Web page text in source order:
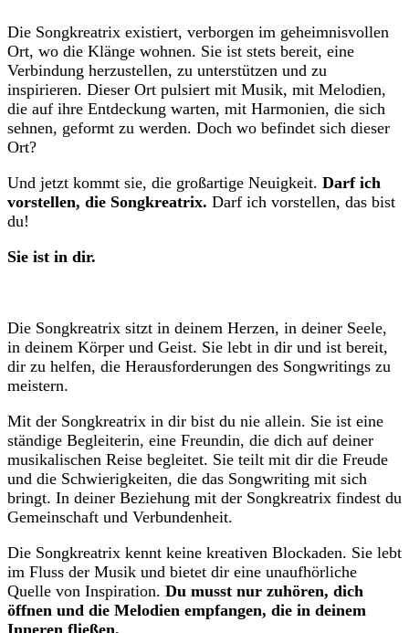
Die Songkreatrix existiert, verborgen im geheimnisvollen
Ort, wo die Klänge wohnen. Sie ist stets bereit, eine
Verbindung herzustellen, zu unterstützen und zu
inspirieren. Dieser Ort pulsiert mit Musik, mit Melodien,
die auf ihre Entdeckung warten, mit Harmonien, die sich
sehnen, geformt zu werden. Doch wo befindet sich dieser
Ort?
Und jetzt kommt sie, die großartige Neuigkeit. Darf ich
vorstellen, die Songkreatrix. Darf ich vorstellen, das bist
du!
Sie ist in dir.
Die Songkreatrix sitzt in deinem Herzen, in deiner Seele,
in deinem Körper und Geist. Sie lebt in dir und ist bereit,
dir zu helfen, die Herausforderungen des Songwritings zu
meistern.
Mit der Songkreatrix in dir bist du nie allein. Sie ist eine
ständige Begleiterin, eine Freundin, die dich auf deiner
musikalischen Reise begleitet. Sie teilt mit dir die Freude
und die Schwierigkeiten, die das Songwriting mit sich
bringt. In deiner Beziehung mit der Songkreatrix findest du
Gemeinschaft und Verbundenheit.
Die Songkreatrix kennt keine kreativen Blockaden. Sie lebt
im Fluss der Musik und bietet dir eine unaufhörliche
Quelle von Inspiration. Du musst nur zuhören, dich
öffnen und die Melodien empfangen, die in deinem
Inneren fließen.